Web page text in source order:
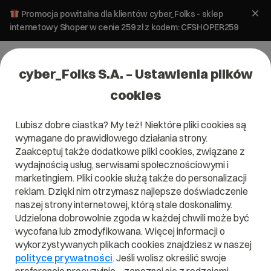
Promocja powitalna dla klientów cyber_Folks - sklep
internetowy Shoper w cenie 259 zł z kodem: CFSHOPER259
Czym jest Aplikacja?
Przeczytaj czym jestAplikacjaw naszym słowniku.
Pomoże Ci to lepiej zrozumieć, czym dokładnie jest
cyber_Folks S.A. – Ustawienia plików
cookies
Lubisz dobre ciastka? My też! Niektóre pliki cookies są
wymagane do prawidłowego działania strony.
Zaakceptuj także dodatkowe pliki cookies, związane z
wydajnością usług, serwisami społecznościowymi i
marketingiem. Pliki cookie służą także do personalizacji
reklam. Dzięki nim otrzymasz najlepsze doświadczenie
naszej strony internetowej, którą stale doskonalimy.
Udzielona dobrowolnie zgoda w każdej chwili może być
wycofana lub zmodyfikowana. Więcej informacji o
wykorzystywanych plikach cookies znajdziesz w naszej
polityce prywatności. Jeśli wolisz określić swoje